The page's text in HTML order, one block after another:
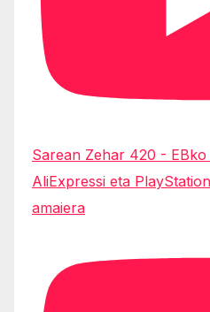
Sarean Zehar 420 -
AliExpressi eta
amaiera